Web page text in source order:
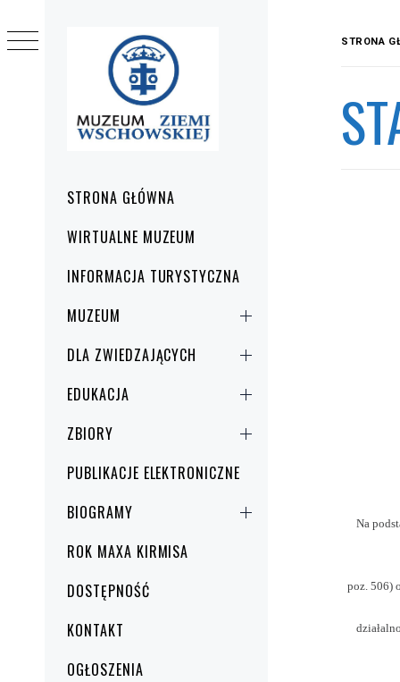
główneSTRONA GŁÓWNA
WIRTUALNE MUZEUM
INFORMACJA TURYSTYCZNA
MUZEUM
DLA ZWIEDZAJĄCYCH
EDUKACJA
ZBIORY
PUBLIKACJE ELEKTRONICZNE
BIOGRAMY
ROK MAXA KIRMISA
DOSTĘPNOŚĆ
KONTAKT
OGŁOSZENIA
STRONA
Na
poz. 506)